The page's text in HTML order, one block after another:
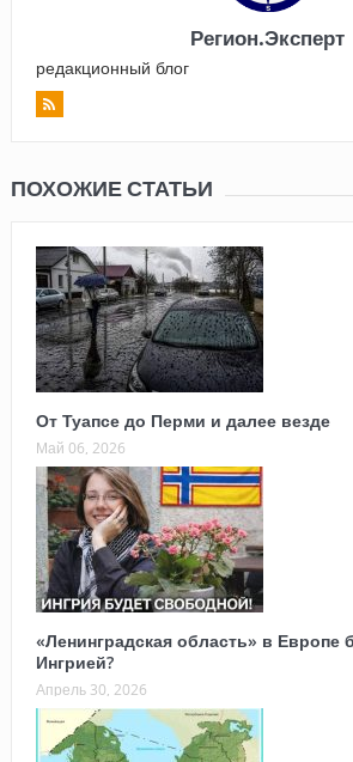
Регион.Эксперт
редакционный блог
ПОХОЖИЕ СТАТЬИ
От Туапсе до Перми и далее везде
Май 06, 2026
«Ленинградская область» в Европе
Ингрией?
Апрель 30, 2026